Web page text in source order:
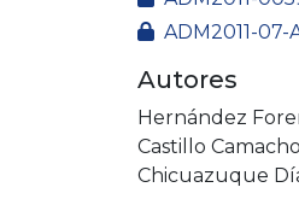
ADM2011-07-
Autores
Hernández
Castillo
Chicuazuque